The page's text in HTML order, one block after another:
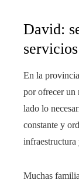
David:
En la
por ofrecer un
lado lo
constante y
Muchas